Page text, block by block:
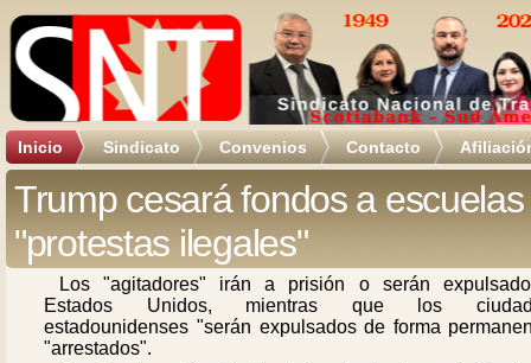
Inicio Sindicato Convenios Contacto
Trump cesará fondos a
"protestas ilegales"
Los "agitadores" irán a prisión o serán
Estados Unidos, mientras que los
estadounidenses "serán expulsados de forma
"arrestados".